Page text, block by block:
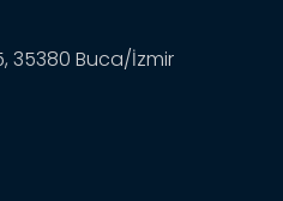
35380 Buca/İzmir